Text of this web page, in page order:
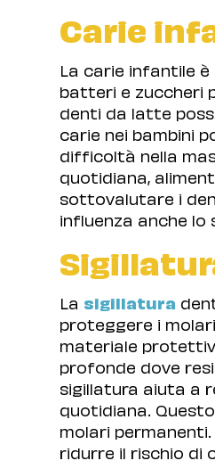
Carie
La carie infantile
batteri e zuccheri
denti da latte
carie nei bambini
difficoltà nella
quotidiana,
sottovalutare i
influenza anche
La sigillatura
proteggere i
materiale
profonde dove
sigillatura aiuta a
quotidiana.
molari
ridurre il rischio di